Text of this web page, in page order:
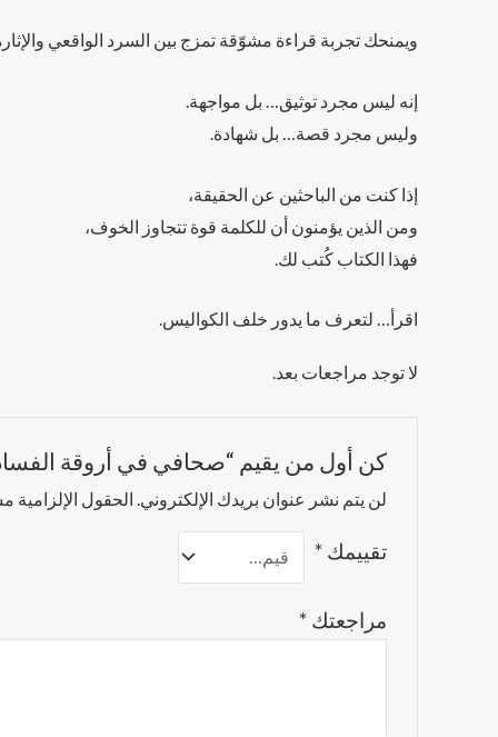
ويمنحك تجربة قراءة مشوّقة تمزج بين السرد الواقعي
إنه ليس مجرد توثيق… بل مواجهة.
وليس مجرد قصة… بل شهادة.
إذا كنت من الباحثين عن الحقيقة،
ومن الذين يؤمنون أن للكلمة قوة تتجاوز الخوف،
فهذا الكتاب كُتب لك.
اقرأ… لتعرف ما يدور خلف الكواليس.
لا توجد مراجعات بعد.
كن أول من يقيم “صحافي في أروقة
لن يتم نشر عنوان بريدك الإلكتروني. الحقول الإلزامية
تقييمك *
مراجعتك *